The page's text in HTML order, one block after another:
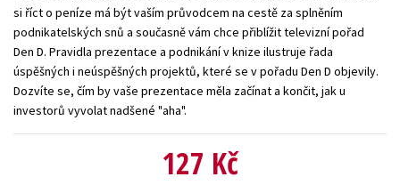
si říct o peníze má být vaším průvodcem na cestě za splněním
podnikatelských snů a současně vám chce přiblížit televizní pořad
Den D. Pravidla prezentace a podnikání v knize ilustruje řada
úspěšných i neúspěšných projektů, které se v pořadu Den D objevily.
Dozvíte se, čím by vaše prezentace měla začínat a končit, jak u
investorů vyvolat nadšené "aha".
127 Kč